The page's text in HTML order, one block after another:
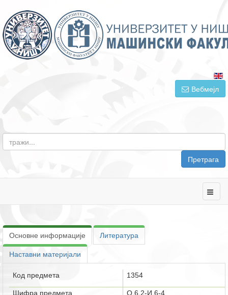
Вебмејл
Претрага
Основне информације
Литература
Наставни материјали
Код предмета 1354
Шифра предмета
O.6.2-И.6-4